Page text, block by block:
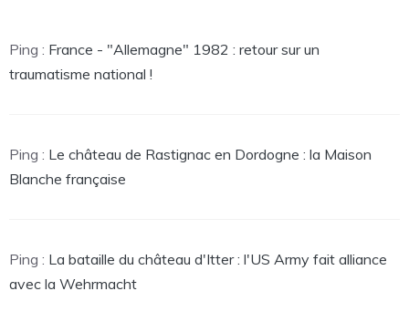
Ping : France - "Allemagne" 1982 : retour sur un
traumatisme national !
Ping : Le château de Rastignac en Dordogne : la Maison
Blanche française
Ping : La bataille du château d'Itter : l'US Army fait alliance
avec la Wehrmacht